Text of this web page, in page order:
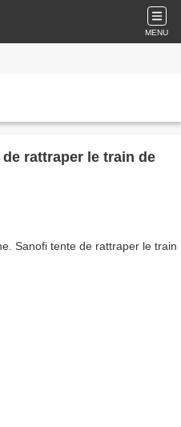
MENU
rattraper le train de